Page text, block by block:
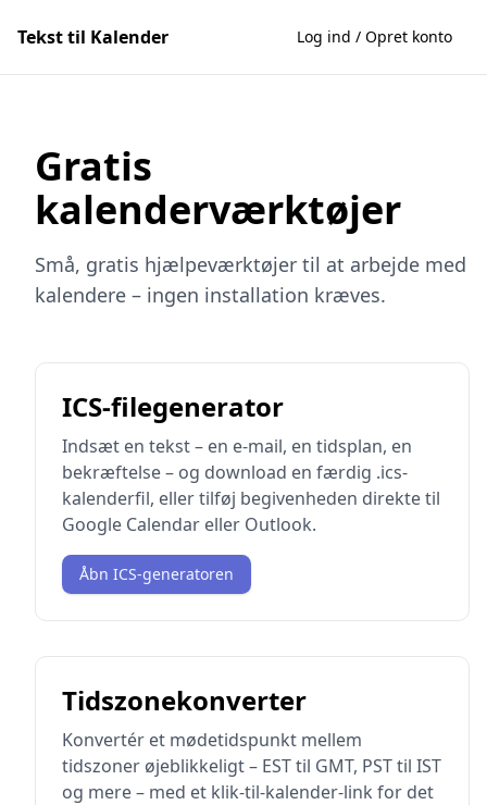
Tekst til Kalender Log ind / Opret konto
Gratis
kalenderværktøjer
Små, gratis hjælpeværktøjer til at arbejde med
kalendere – ingen installation kræves.
ICS-filegenerator
Indsæt en tekst – en e-mail, en tidsplan, en
bekræftelse – og download en færdig .ics-
kalenderfil, eller tilføj begivenheden direkte til
Google Calendar eller Outlook.
Åbn ICS-generatoren
Tidszonekonverter
Konvertér et mødetidspunkt mellem
tidszoner øjeblikkeligt – EST til GMT, PST til IST
og mere – med et klik-til-kalender-link for det